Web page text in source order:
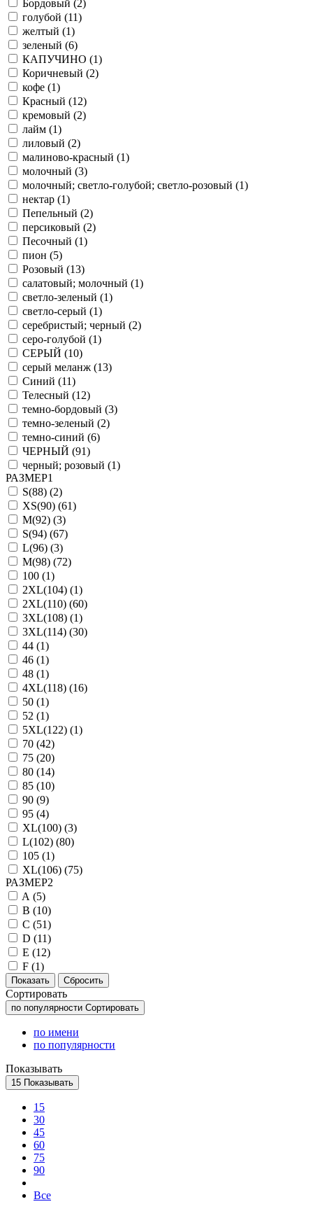
Бордовый (2)
голубой (11)
желтый (1)
зеленый (6)
КАПУЧИНО (1)
Коричневый (2)
кофе (1)
Красный (12)
кремовый (2)
лайм (1)
лиловый (2)
малиново-красный (1)
молочный (3)
молочный; светло-голубой; светло-розовый (1)
нектар (1)
Пепельный (2)
персиковый (2)
Песочный (1)
пион (5)
Розовый (13)
салатовый; молочный (1)
светло-зеленый (1)
светло-серый (1)
серебристый; черный (2)
серо-голубой (1)
СЕРЫЙ (10)
серый меланж (13)
Синий (11)
Телесный (12)
темно-бордовый (3)
темно-зеленый (2)
темно-синий (6)
ЧЕРНЫЙ (91)
черный; розовый (1)
РАЗМЕР1
S(88) (2)
XS(90) (61)
M(92) (3)
S(94) (67)
L(96) (3)
M(98) (72)
100 (1)
2XL(104) (1)
2XL(110) (60)
3XL(108) (1)
3XL(114) (30)
44 (1)
46 (1)
48 (1)
4XL(118) (16)
50 (1)
52 (1)
5XL(122) (1)
70 (42)
75 (20)
80 (14)
85 (10)
90 (9)
95 (4)
XL(100) (3)
L(102) (80)
105 (1)
XL(106) (75)
РАЗМЕР2
A (5)
B (10)
C (51)
D (11)
E (12)
F (1)
Сортировать
по популярности Сортировать
по имени
по популярности
Показывать
15 Показывать
15
30
45
60
75
90
Все